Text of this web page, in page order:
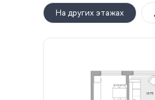
На других этажах